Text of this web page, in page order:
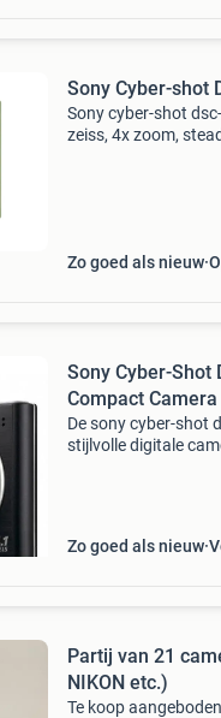
Sony Cyber-shot
Sony cyber-shot
zeiss, 4x zoom,
Zo goed als nieuw
Sony Cyber-Shot
Compact
De sony cyber-shot
stijlvolle digitale
Zo goed als nieuw
Partij van 21
NIKON etc.)
Te koop